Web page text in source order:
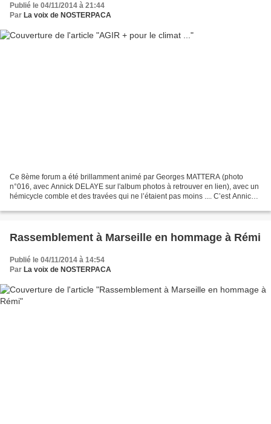
Publié le 04/11/2014 à 21:44
Par La voix de NOSTERPACA
Ce 8ème forum a été brillamment animé par Georges MATTERA (photo
n°016, avec Annick DELAYE sur l'album photos à retrouver en lien), avec un
hémicycle comble et des travées qui ne l’étaient pas moins .... C’est Annick
Rassemblement à Marseille en hommage à Rémi
Publié le 04/11/2014 à 14:54
Par La voix de NOSTERPACA